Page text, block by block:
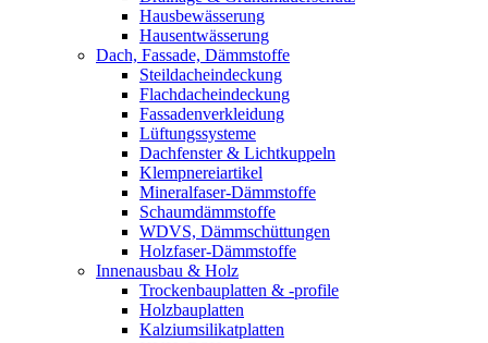
Hausbewässerung
Hausentwässerung
Dach, Fassade, Dämmstoffe
Steildacheindeckung
Flachdacheindeckung
Fassadenverkleidung
Lüftungssysteme
Dachfenster & Lichtkuppeln
Klempnereiartikel
Mineralfaser-Dämmstoffe
Schaumdämmstoffe
WDVS, Dämmschüttungen
Holzfaser-Dämmstoffe
Innenausbau & Holz
Trockenbauplatten & -profile
Holzbauplatten
Kalziumsilikatplatten